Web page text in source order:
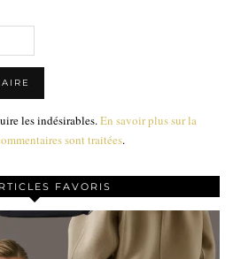
les indésirables. En savoir plus sur la
sont traitées.
FAVORIS